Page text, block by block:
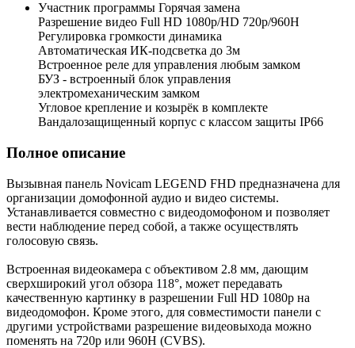
Участник программы Горячая замена
Разрешение видео Full HD 1080p/HD 720p/960H
Регулировка громкости динамика
Автоматическая ИК-подсветка до 3м
Встроенное реле для управления любым замком
БУЗ - встроенный блок управления
электромеханическим замком
Угловое крепление и козырёк в комплекте
Вандалозащищенный корпус с классом защиты IP66
Полное описание
Вызывная панель Novicam LEGEND FHD предназначена для
организации домофонной аудио и видео системы.
Устанавливается совместно с видеодомофоном и позволяет
вести наблюдение перед собой, а также осуществлять
голосовую связь.
Встроенная видеокамера с объективом 2.8 мм, дающим
сверхширокий угол обзора 118°, может передавать
качественную картинку в разрешении Full HD 1080p на
видеодомофон. Кроме этого, для совместимости панели с
другими устройствами разрешение видеовыхода можно
поменять на 720p или 960H (CVBS).